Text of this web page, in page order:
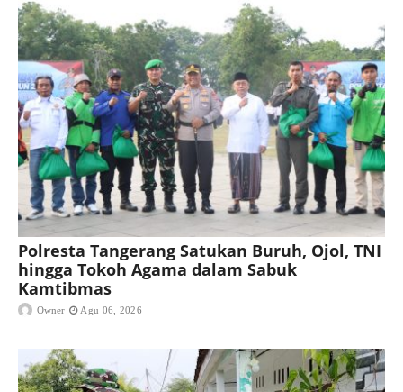
Polresta Tangerang Satukan Buruh, Ojol, TNI
hingga Tokoh Agama dalam Sabuk
Kamtibmas
Owner Agu 06, 2026